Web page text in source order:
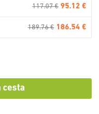
117.07 € 95.12 €
189.76 € 186.54 €
cesta